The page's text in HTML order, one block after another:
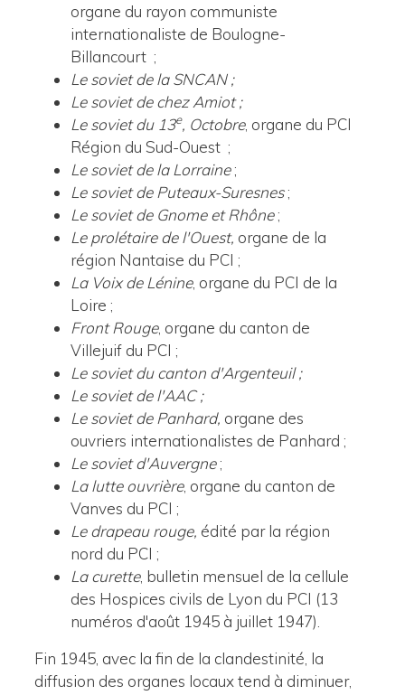
organe du rayon communiste
internationaliste de Boulogne-
Billancourt ;
Le soviet de la SNCAN ;
Le soviet de chez Amiot ;
Le soviet du 13e, Octobre, organe du PCI
Région du Sud-Ouest ;
Le soviet de la Lorraine;
Le soviet de Puteaux-Suresnes;
Le soviet de Gnome et Rhône;
Le prolétaire de l'Ouest, organe de la
région Nantaise du PCI ;
La Voix de Lénine, organe du PCI de la
Loire ;
Front Rouge, organe du canton de
Villejuif du PCI ;
Le soviet du canton d'Argenteuil ;
Le soviet de l'AAC ;
Le soviet de Panhard, organe des
ouvriers internationalistes de Panhard ;
Le soviet d'Auvergne;
La lutte ouvrière, organe du canton de
Vanves du PCI ;
Le drapeau rouge, édité par la région
nord du PCI ;
La curette, bulletin mensuel de la cellule
des Hospices civils de Lyon du PCI (13
numéros d'août 1945 à juillet 1947).
Fin 1945, avec la fin de la clandestinité, la
diffusion des organes locaux tend à diminuer,